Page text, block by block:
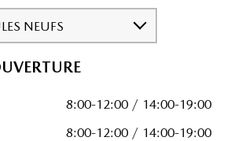
NEUFS
8:00-12:00 / 14:00-19:00
8:00-12:00 / 14:00-19:00